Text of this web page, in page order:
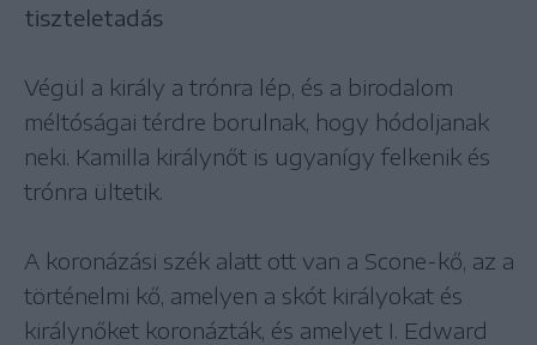
tiszteletadás
Végül a király a trónra lép, és a birodalom
méltóságai térdre borulnak, hogy hódoljanak
neki. Kamilla királynőt is ugyanígy felkenik és
trónra ültetik.
A koronázási szék alatt ott van a Scone-kő, az a
történelmi kő, amelyen a skót királyokat és
királynőket koronázták, és amelyet I. Edward